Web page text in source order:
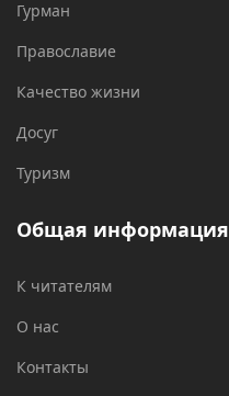
Гурман
Православие
Качество жизни
Досуг
Туризм
Общая информация
К читателям
О нас
Контакты